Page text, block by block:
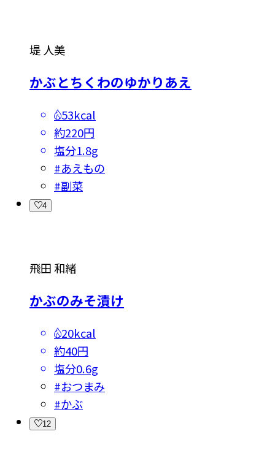
堤 人美
かぶとちくわのゆかりあえ
53kcal
約220円
塩分1.8g
#あえもの
#副菜
4
飛田 和緒
かぶのみそ漬け
20kcal
約40円
塩分0.6g
#おつまみ
#かぶ
12